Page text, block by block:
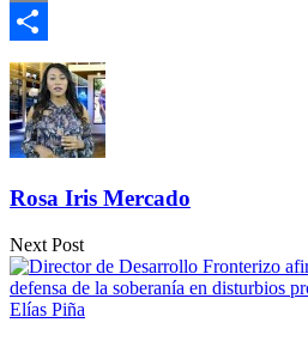
Email
Compartir
Rosa Iris Mercado
Next Post